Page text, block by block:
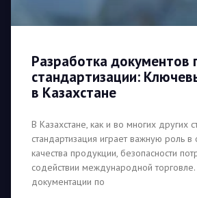
Разработка документов
стандартизации:
в Казахстане
В Казахстане, как и во многих других
стандартизация играет важную роль в
качества продукции, безопасности
содействии международной торговле.
документации по